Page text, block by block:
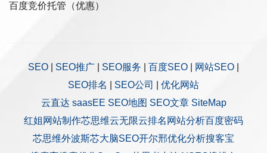
百度竞价托管（优惠）
SEO SEO推广 SEO服务 百度SEO 网站SEO
SEO排名
SEO公司
优化网站
云直达 saasEE SEO地图 SEO文章 SiteMap
红姐网站制作芯思维云无限云排名 网站分析百度密码
芯思维外波斯芯大脑SEO开尔邢优化分析搜客宝